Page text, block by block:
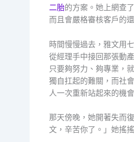
二胎的方案。她上網查
而且會嚴格審核客戶的
時間慢慢過去，雅文用
從經理手中接回那張動
只要夠努力、夠專業，
獨自扛起的難關，而社
人一次重新站起來的機會
那天傍晚，她開著失而
文，辛苦你了。」她搖